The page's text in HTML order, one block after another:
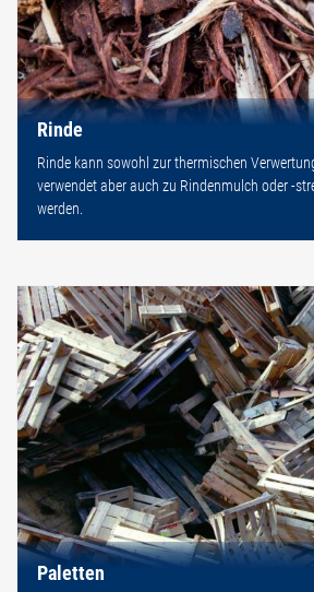
Rinde
Rinde kann sowohl zur thermischen
verwendet aber auch zu Rindenmulch oder -
werden.
Paletten